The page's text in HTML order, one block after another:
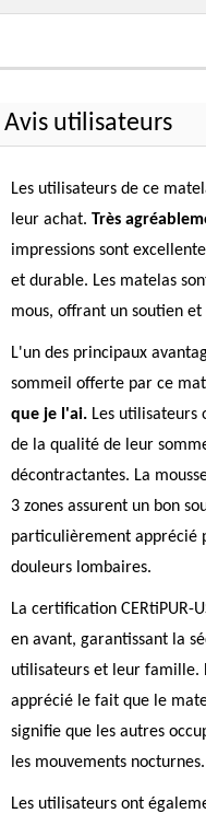
Avis utilisateurs
Les utilisateurs de ce
leur achat. Très
impressions sont
et durable. Les matelas
mous, offrant un soutien
L'un des principaux
sommeil offerte par ce
que je l'ai. Les utilisateurs
de la qualité de leur
décontractantes. La
3 zones assurent un bon
particulièrement apprécié
douleurs lombaires.
La certification CERtiPUR-
en avant, garantissant la
utilisateurs et leur famille.
apprécié le fait que le
signifie que les autres
les mouvements nocturnes.
Les utilisateurs ont